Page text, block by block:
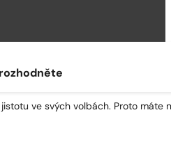
ve svých volbách. Proto máte